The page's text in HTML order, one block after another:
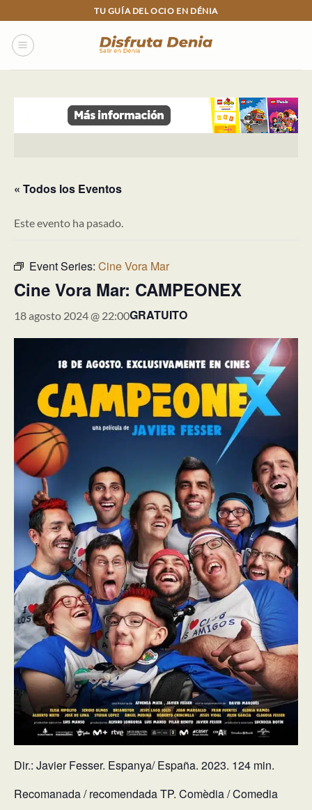
to
content
TU GUÍA DEL OCIO EN DÉNIA
« Todos los Eventos
Este evento ha pasado.
Event Series: Cine Vora Mar
Cine Vora Mar: CAMPEONEX
18 agosto 2024 @ 22:00GRATUITO
Dir.: Javier Fesser. Espanya/ España. 2023. 124 min.
Recomanada / recomendada TP. Comèdia / Comedia